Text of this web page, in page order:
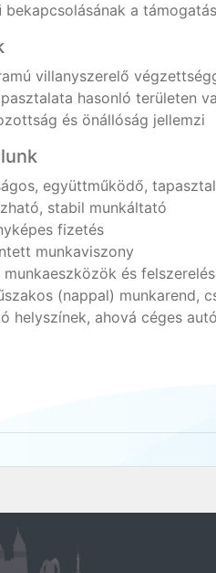
bekapcsolásának a
villanyszerelő
hasonló területen
és önállóság jellemzi
együttműködő,
stabil munkáltató
fizetés
munkaviszony
munkaeszközök és
(nappal) munkarend,
helyszínek, ahová céges